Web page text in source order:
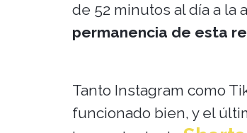
de 52 minutos al día a la
permanencia de esta
Tanto Instagram como
funcionado bien, y el